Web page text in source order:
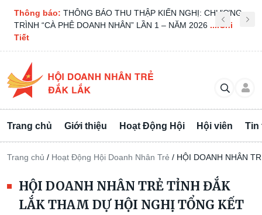
Thông báo: [THÔNG BÁO MỜI HỌP BCH MỞ RỘNG LẦN
THỨ I/2026]....Chi Tiết
Trang chủ Giới thiệu Hoạt Động Hội Hội viên Tin
Trang chủ / Hoạt Động Hội Doanh Nhân Trẻ / HỘI DOANH NHÂN
HỘI DOANH NHÂN TRẺ TỈNH ĐẮK
LẮK THAM DỰ HỘI NGHỊ TỔNG KẾT